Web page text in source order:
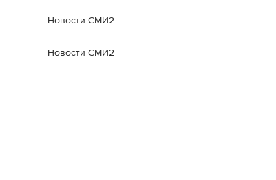
Новости СМИ2
Новости СМИ2